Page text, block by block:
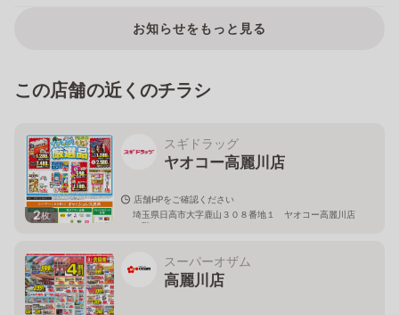
お知らせをもっと見る
この店舗の近くのチラシ
2枚
スギドラッグ
ヤオコー高麗川店
店舗HPをご確認ください
埼玉県日高市大字鹿山３０８番地１ ヤオコー高麗川店
２階
スーパーオザム
高麗川店